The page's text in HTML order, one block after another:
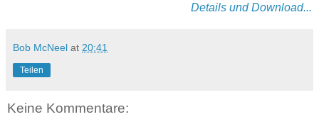
Details und Download...
Bob McNeel at 20:41
Teilen
Keine Kommentare: